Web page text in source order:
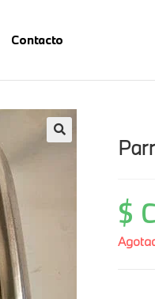
Contacto
$